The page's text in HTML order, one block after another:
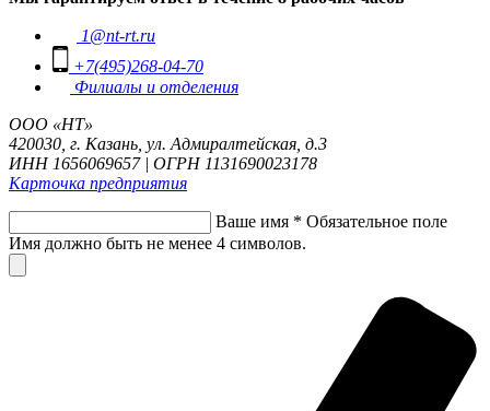
1@nt-rt.ru
+7(495)268-04-70
Филиалы и отделения
ООО «НТ»
420030, г. Казань, ул. Адмиралтейская, д.3
ИНН 1656069657 | ОГРН 1131690023178
Карточка предприятия
Ваше имя * Обязательное поле
Имя должно быть не менее 4 символов.